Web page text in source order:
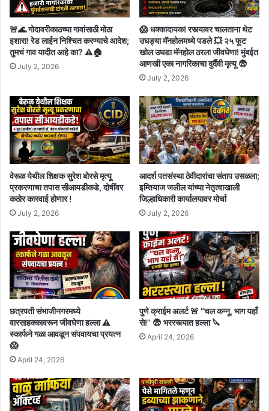
🚨🌊 गोदावरीकाठच्या गावांसाठी मोठा
इशारा! रेड लाईन निश्चित करण्याचे आदेश;
तुमचं गाव यादीत आहे का? ⚠️🏠
July 2, 2026
😱 धक्कादायक! रस्त्यावर चालताना थेट
उघड्या मॅनहोलमध्ये पडले 💥 २५ फूट
खोल उघडा मॅनहोल ठरला जीवघेणा! मुंबईत
आणखी एका नागरिकाचा दुर्दैवी मृत्यू 😨
July 2, 2026
वेरूळ येथील शिक्षक सुरेश बोरसे मृत्यू
प्रकरणाचा तपास सीआयडीकडे, दोषींवर
कठोर कारवाई होणार !
July 2, 2026
आदर्श पतसंस्था ठेवीदारांचा संताप उसळला;
इम्तियाज जलील यांच्या नेतृत्वाखाली
जिल्हाधिकारी कार्यालयावर मोर्चा
July 2, 2026
छत्रपती संभाजीनगरमध्ये
वारसाहक्कावरून जीवघेणा हल्ला ⚠️
स्कार्फने गळा आवळून संपवायचा प्रयत्न
😱
April 24, 2026
पुणे क्राईम अलर्ट 🚨 “चल कन्नू, भाग यहाँ
से!” 😨 भररस्त्यात हल्ला 🔪
April 24, 2026